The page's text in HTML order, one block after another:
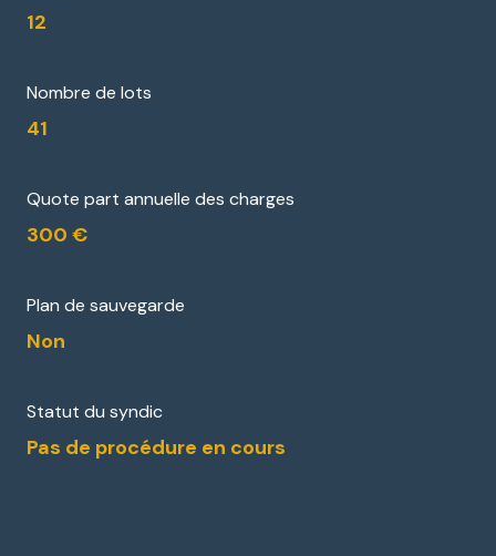
12
Nombre de lots
41
Quote part annuelle des charges
300 €
Plan de sauvegarde
Non
Statut du syndic
Pas de procédure en cours